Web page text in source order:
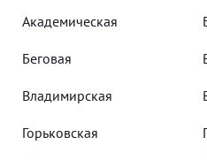
Академическая
Беговая
Владимирская
Горьковская